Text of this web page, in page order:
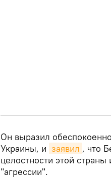
Он выразил
Украины, и заявил , что
целостности этой
"агрессии".